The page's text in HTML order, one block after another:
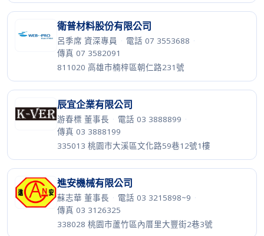
衛普材料股份有限公司
呂季席 資深專員 · 電話 07 3553688 ·
傳真 07 3582091
811020 高雄市楠梓區朝仁路231號
辰宜企業有限公司
游春標 董事長 · 電話 03 3888899 ·
傳真 03 3888199
335013 桃園市大溪區文化路59巷12號1樓
進安機械有限公司
蘇志華 董事長 · 電話 03 3215898~9 ·
傳真 03 3126325
338028 桃園市蘆竹區內厝里大豐街2巷3號